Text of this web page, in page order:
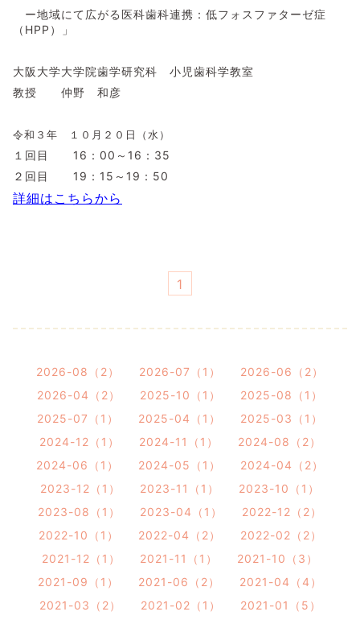
ー地域にて広がる医科歯科連携：低フォスファターゼ症
（HPP）」
大阪大学大学院歯学研究科 小児歯科学教室
教授 仲野 和彦
令和３年 １０月２０日（水）
１回目 16：00～16：35
２回目 19：15～19：50
詳細はこちらから
1
2026-08（2） 2026-07（1）
2026-06（2）
2026-04（2）
2025-10（1）
2025-08（1）
2025-07（1）
2025-04（1）
2025-03（1）
2024-12（1）
2024-11（1）
2024-08（2）
2024-06（1）
2024-05（1）
2024-04（2）
2023-12（1）
2023-11（1）
2023-10（1）
2023-08（1）
2023-04（1）
2022-12（2）
2022-10（1）
2022-04（2）
2022-02（2）
2021-12（1）
2021-11（1）
2021-10（3）
2021-09（1）
2021-06（2）
2021-04（4）
2021-03（2）
2021-02（1）
2021-01（5）